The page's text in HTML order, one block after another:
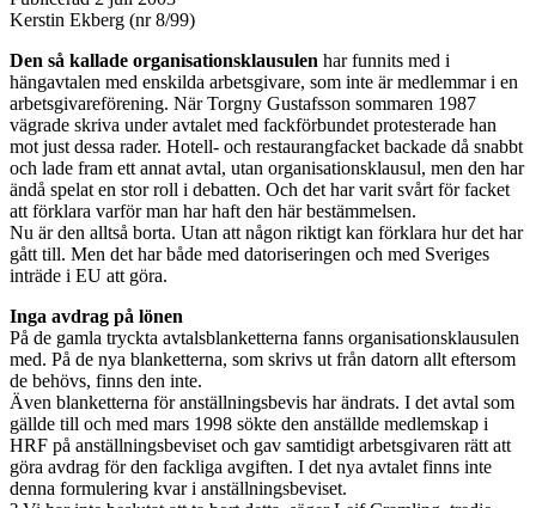
Kerstin Ekberg (nr 8/99)
Den så kallade organisationsklausulen har funnits med i
hängavtalen med enskilda arbetsgivare, som inte är medlemmar i en
arbetsgivareförening. När Torgny Gustafsson sommaren 1987
vägrade skriva under avtalet med fackförbundet protesterade han
mot just dessa rader. Hotell- och restaurangfacket backade då snabbt
och lade fram ett annat avtal, utan organisationsklausul, men den har
ändå spelat en stor roll i debatten. Och det har varit svårt för facket
att förklara varför man har haft den här bestämmelsen.
Nu är den alltså borta. Utan att någon riktigt kan förklara hur det har
gått till. Men det har både med datoriseringen och med Sveriges
inträde i EU att göra.
Inga avdrag på lönen
På de gamla tryckta avtalsblanketterna fanns organisationsklausulen
med. På de nya blanketterna, som skrivs ut från datorn allt eftersom
de behövs, finns den inte.
Även blanketterna för anställningsbevis har ändrats. I det avtal som
gällde till och med mars 1998 sökte den anställde medlemskap i
HRF på anställningsbeviset och gav samtidigt arbetsgivaren rätt att
göra avdrag för den fackliga avgiften. I det nya avtalet finns inte
denna formulering kvar i anställningsbeviset.